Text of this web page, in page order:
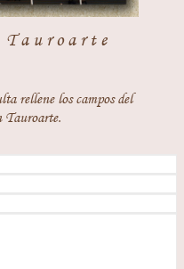
rellene los campos del
Tauroarte.